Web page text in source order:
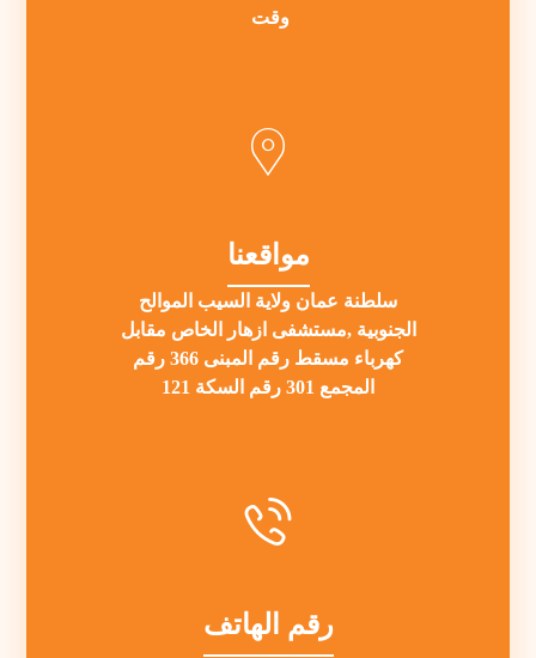
وقت
مواقعنا
سلطنة عمان ولاية السيب الموالح
الجنوبية ,مستشفى ازهار الخاص مقابل
كهرباء مسقط رقم المبنى 366 رقم
المجمع 301 رقم السكة 121
رقم الهاتف